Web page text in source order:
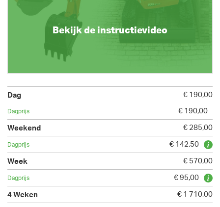
Bekijk de instructievideo
€ 190,00
€ 190,00
€ 285,00
€ 142,50
€ 570,00
€ 95,00
€ 1 710,00